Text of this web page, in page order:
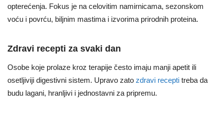
opterećenja. Fokus je na celovitim namirnicama, sezonskom
voću i povrću, biljnim mastima i izvorima prirodnih proteina.
Zdravi recepti za svaki dan
Osobe koje prolaze kroz terapije često imaju manji apetit ili
osetljiviji digestivni sistem. Upravo zato zdravi recepti treba da
budu lagani, hranljivi i jednostavni za pripremu.